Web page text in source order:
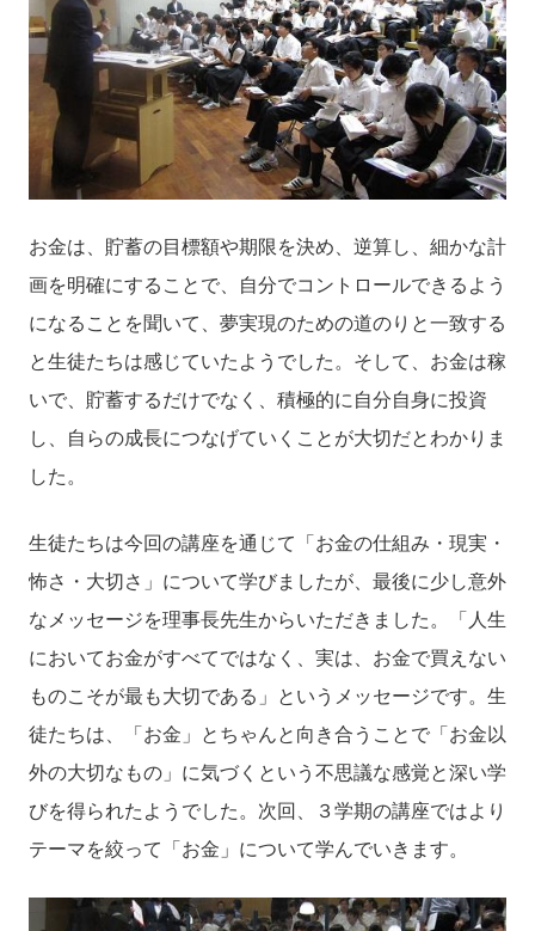
お金は、貯蓄の目標額や期限を決め、逆算し、細かな計
画を明確にすることで、自分でコントロールできるよう
になることを聞いて、夢実現のための道のりと一致する
と生徒たちは感じていたようでした。そして、お金は稼
いで、貯蓄するだけでなく、積極的に自分自身に投資
し、自らの成長につなげていくことが大切だとわかりま
した。
生徒たちは今回の講座を通じて「お金の仕組み・現実・
怖さ・大切さ」について学びましたが、最後に少し意外
なメッセージを理事長先生からいただきました。「人生
においてお金がすべてではなく、実は、お金で買えない
ものこそが最も大切である」というメッセージです。生
徒たちは、「お金」とちゃんと向き合うことで「お金以
外の大切なもの」に気づくという不思議な感覚と深い学
びを得られたようでした。次回、３学期の講座ではより
テーマを絞って「お金」について学んでいきます。